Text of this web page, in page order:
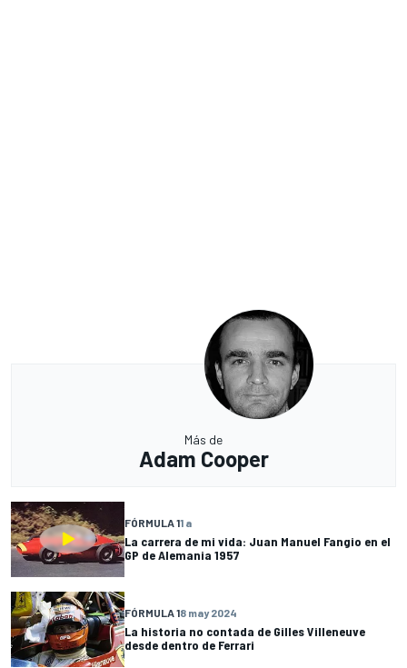
Más de
Adam Cooper
FÓRMULA 11 a
La carrera de mi vida: Juan Manuel Fangio en el
GP de Alemania 1957
FÓRMULA 18 may 2024
La historia no contada de Gilles Villeneuve
desde dentro de Ferrari